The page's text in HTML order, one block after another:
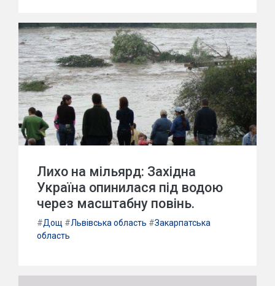
Лихо на мільярд: Західна
Україна опинилася під водою
через масштабну повінь.
#Дощ #Львівська область #Закарпатська
область